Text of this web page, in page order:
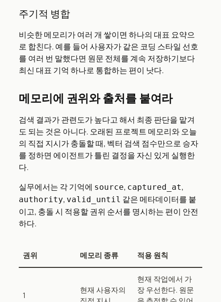
주기적 병합
비슷한 메모리가 여러 개 쌓이면 하나의 대표 요약으
로 합친다. 예를 들어 사용자가 같은 코딩 스타일 선호
를 여러 번 말했다면 원문 전체를 계속 저장하기보다
최신 대표 기억 하나로 통합하는 편이 낫다.
메모리에 권위와 출처를 붙여라
검색 결과가 관련도가 높다고 해서 최종 판단을 맡겨
도 되는 것은 아니다. 오래된 프로젝트 메모리와 오늘
의 직접 지시가 충돌할 때, 벡터 검색 점수만으로 승자
를 정하면 에이전트가 틀린 결정을 자신 있게 실행한
다.
실무에서는 각 기억에 source, captured_at,
authority, valid_until 같은 메타데이터를 붙
이고, 충돌 시 적용할 권위 순서를 명시하는 편이 안전
하다.
권위 메모리 종류 적용 원칙
1
현재 사용자의
현재 작업에서 가
장 우선한다. 원문